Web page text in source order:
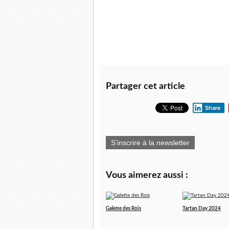
Partager cet article
Share
S'inscrire à la newsletter
Vous aimerez aussi :
Galette des Rois Tartan Day 2024